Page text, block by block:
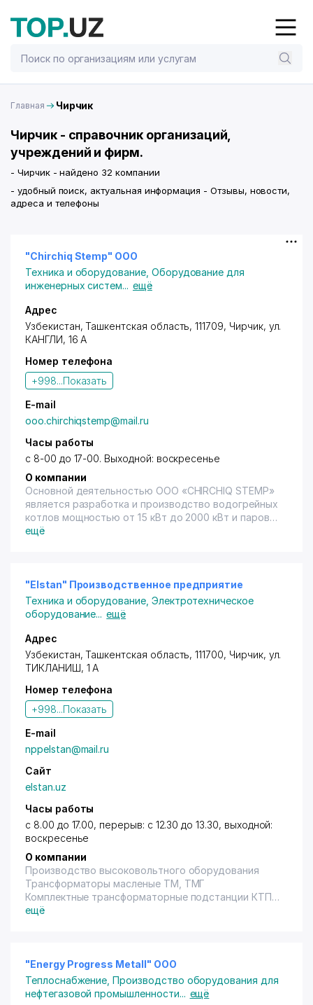
Главная Чирчик
Чирчик - справочник организаций,
учреждений и фирм.
- Чирчик - найдено 32 компании
- удобный поиск, актуальная информация - Отзывы, новости,
адреса и телефоны
"Chirchiq Stemp" ООО
Техника и оборудование, Оборудование для
инженерных систем... ещё
Адрес
Узбекистан, Ташкентская область, 111709, Чирчик, ул.
КАНГЛИ, 16 А
Номер телефона
+998...Показать
E-mail
ooo.chirchiqstemp@mail.ru
Часы работы
с 8-00 до 17-00. Выходной: воскресенье
О компании
Основной деятельностью ООО «CHIRCHIQ STEMP»
является разработка и производство водогрейных
котлов мощностью от 15 кВт до 2000 кВт и паровых
котлов новой модификации
При производстве котельного оборудования
общества использует сырьё и материалы имеющие
сертификаты соответствия, экологический
сертификат.
Выпускаемая продукция имеет обязательной
сертификат со стороны ГП
«САНОАТГЕОКОНТЕХНАЗОРАТ"
ещё
"Elstan" Производственное предприятие
Техника и оборудование, Электротехническое
оборудование... ещё
Адрес
Узбекистан, Ташкентская область, 111700, Чирчик, ул.
ТИКЛАНИШ, 1 А
Номер телефона
+998...Показать
E-mail
nppelstan@mail.ru
Сайт
elstan.uz
Часы работы
с 8.00 до 17.00, перерыв: с 12.30 до 13.30, выходной:
воскресенье
О компании
Производство высоковольтного оборудования
Трансформаторы масленые ТМ, ТМГ
Комплектные трансформаторные подстанции КТПс,
КТПб, КТПм
КРУН, К-59, К-47
Разъединители РЛНД, РДЗ, РВО, РВРЗ
Приводы ПР
ещё
"Energy Progress Metall" ООО
Теплоснабжение ,Производство оборудования для
нефтегазовой промышленности... ещё